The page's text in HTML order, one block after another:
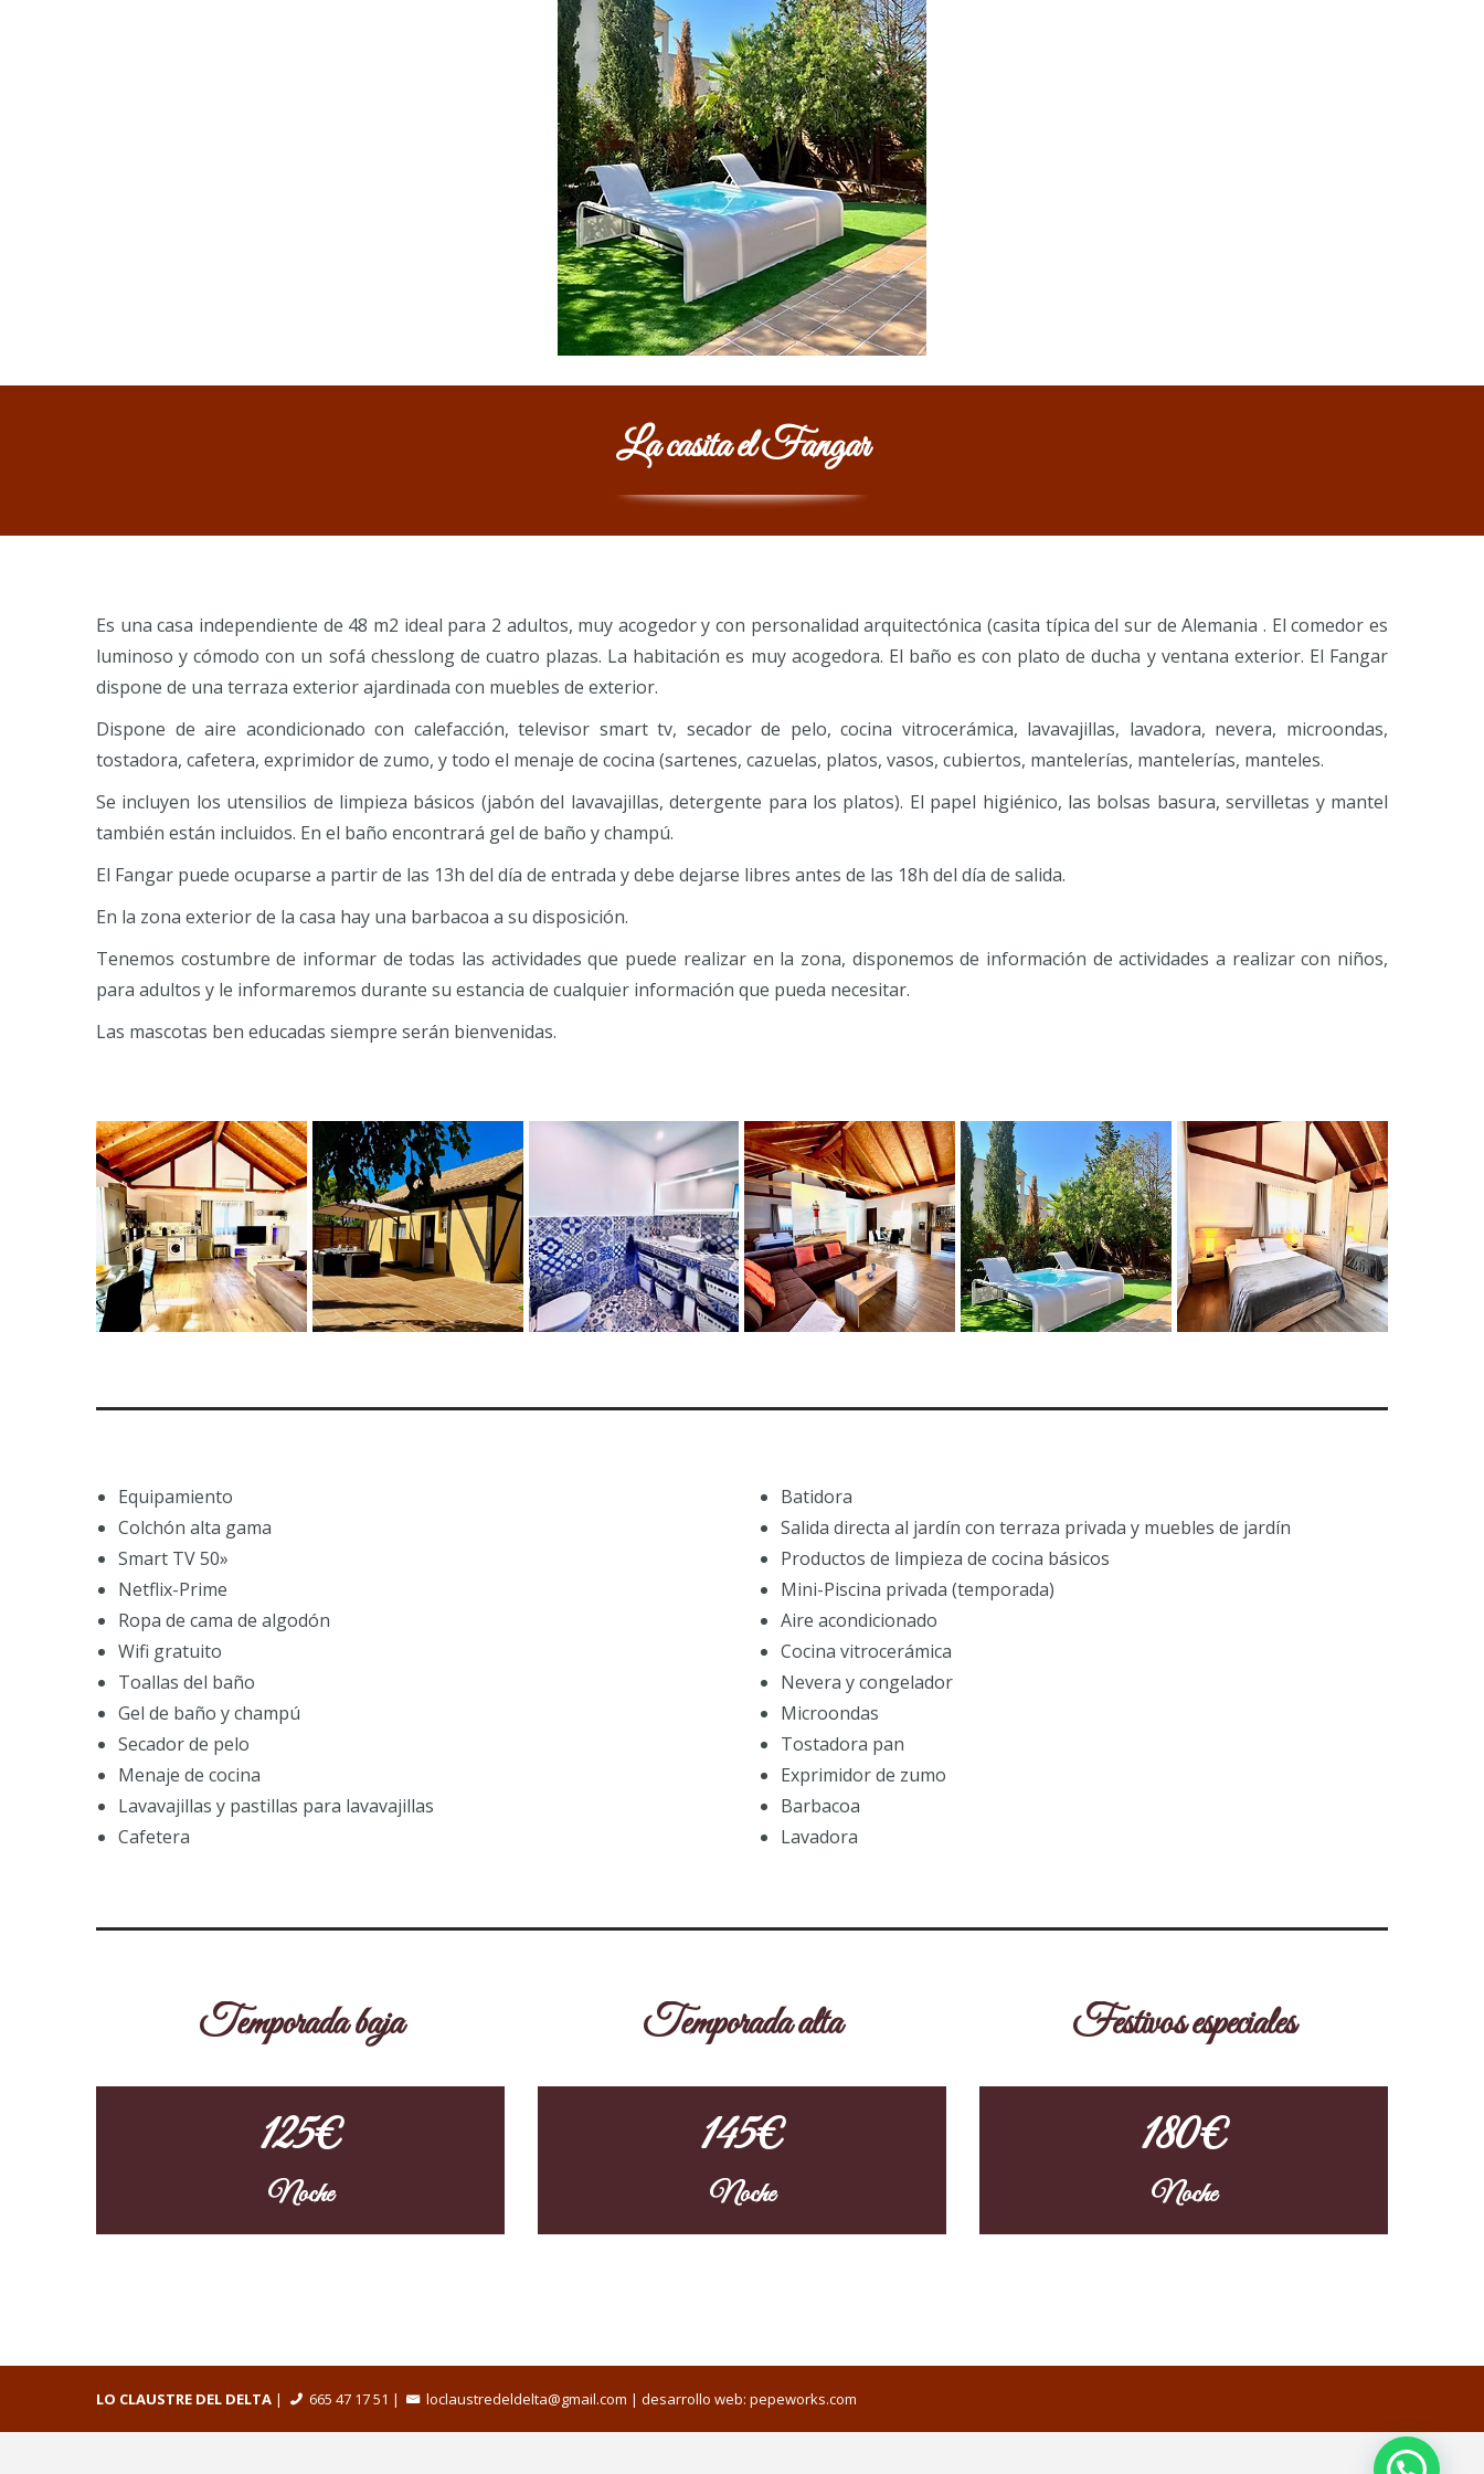
La casita el Fangar
Es una casa independiente de 48 m2 ideal para 2 adultos, muy acogedor y con personalidad arquitectónica (casita típica del sur de Alemania . El comedor es
luminoso y cómodo con un sofá chesslong de cuatro plazas. La habitación es muy acogedora. El baño es con plato de ducha y ventana exterior. El Fangar
dispone de una terraza exterior ajardinada con muebles de exterior.
Dispone de aire acondicionado con calefacción, televisor smart tv, secador de pelo, cocina vitrocerámica, lavavajillas, lavadora, nevera, microondas,
tostadora, cafetera, exprimidor de zumo, y todo el menaje de cocina (sartenes, cazuelas, platos, vasos, cubiertos, mantelerías, mantelerías, manteles.
Se incluyen los utensilios de limpieza básicos (jabón del lavavajillas, detergente para los platos). El papel higiénico, las bolsas basura, servilletas y mantel
también están incluidos. En el baño encontrará gel de baño y champú.
El Fangar puede ocuparse a partir de las 13h del día de entrada y debe dejarse libres antes de las 18h del día de salida.
En la zona exterior de la casa hay una barbacoa a su disposición.
Tenemos costumbre de informar de todas las actividades que puede realizar en la zona, disponemos de información de actividades a realizar con niños,
para adultos y le informaremos durante su estancia de cualquier información que pueda necesitar.
Las mascotas ben educadas siempre serán bienvenidas.
Equipamiento
Colchón alta gama
Smart TV 50»
Netflix-Prime
Ropa de cama de algodón
Wifi gratuito
Toallas del baño
Gel de baño y champú
Secador de pelo
Menaje de cocina
Lavavajillas y pastillas para lavavajillas
Cafetera
Batidora
Salida directa al jardín con terraza privada y muebles de jardín
Productos de limpieza de cocina básicos
Mini-Piscina privada (temporada)
Aire acondicionado
Cocina vitrocerámica
Nevera y congelador
Microondas
Tostadora pan
Exprimidor de zumo
Barbacoa
Lavadora
Temporada baja
125€
Noche
Temporada alta
145€
Noche
Festivos especiales
180€
Noche
LO CLAUSTRE DEL DELTA | 665 47 17 51 | loclaustredeldelta@gmail.com | desarrollo web:pepeworks.com